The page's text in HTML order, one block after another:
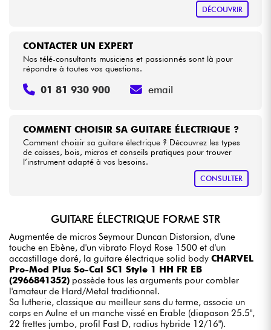
DÉCOUVRIR
COMMENT CHOISIR SA GUITARE ÉLECTRIQUE ?
Comment choisir sa guitare électrique ? Découvrez les types
de caisses, bois, micros et conseils pratiques pour trouver
l’instrument adapté à vos besoins.
CONSULTER
CONTACTER UN EXPERT
Nos télé-consultants musiciens et passionnés sont là pour
répondre à toutes vos questions.
01 81 930 900 email
GUITARE ÉLECTRIQUE FORME STR
Augmentée de micros Seymour Duncan Distorsion, d'une
touche en Ebène, d'un vibrato Floyd Rose 1500 et d'un
accastillage doré, la guitare électrique solid body CHARVEL
Pro-Mod Plus So-Cal SC1 Style 1 HH FR EB
(2966841352) possède tous les arguments pour combler
l'amateur de Hard/Metal traditionnel.
Sa lutherie, classique au meilleur sens du terme, associe un
corps en Aulne et un manche vissé en Erable (diapason 25.5",
22 frettes jumbo, profil Fast D, radius hybride 12/16").